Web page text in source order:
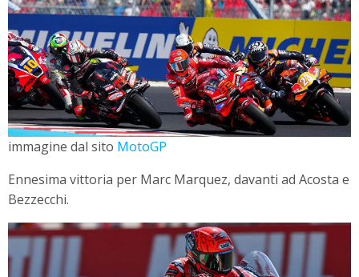
immagine dal sito MotoGP
Ennesima vittoria per Marc Marquez, davanti ad Acosta e
Bezzecchi.